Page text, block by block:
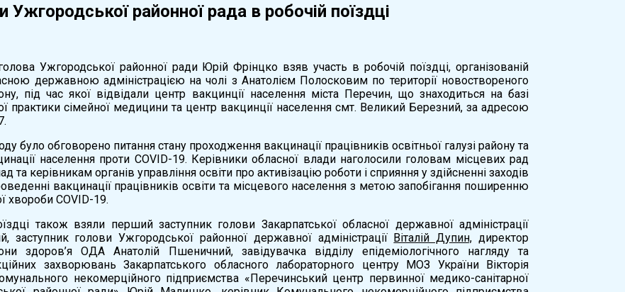
Ужгородської районної рада в робочій поїздці
Ужгородської районної ради Юрій Фрінцко взяв участь в робочій поїздці, організованій
державною адміністрацією на чолі з Анатолієм Полосковим по території новоствореного
під час якої відвідали центр вакцинції населення міста Перечин, що знаходиться на базі
практики сімейної медицини та центр вакцинції населення смт. Великий Березний, за адресою
було обговорено питання стану проходження вакцинації працівників освітньої галузі району та
населення проти COVID-19. Керівники обласної влади наголосили головам місцевих рад
та керівникам органів управління освіти про активізацію роботи і сприяння у здійсненні заходів
вакцинації працівників освіти та місцевого населення з метою запобігання поширенню
хвороби COVID-19.
також взяли перший заступник голови Закарпатської обласної державної адміністрації
заступник голови Ужгородської районної державної адміністрації Віталій Дупин, директор
здоров’я ОДА Анатолій Пшеничний, завідувачка відділу епідеміологічного нагляду та
захворювань Закарпатського обласного лабораторного центру МОЗ України Вікторія
некомерційного підприємства «Перечинський центр первинної медико-санітарної